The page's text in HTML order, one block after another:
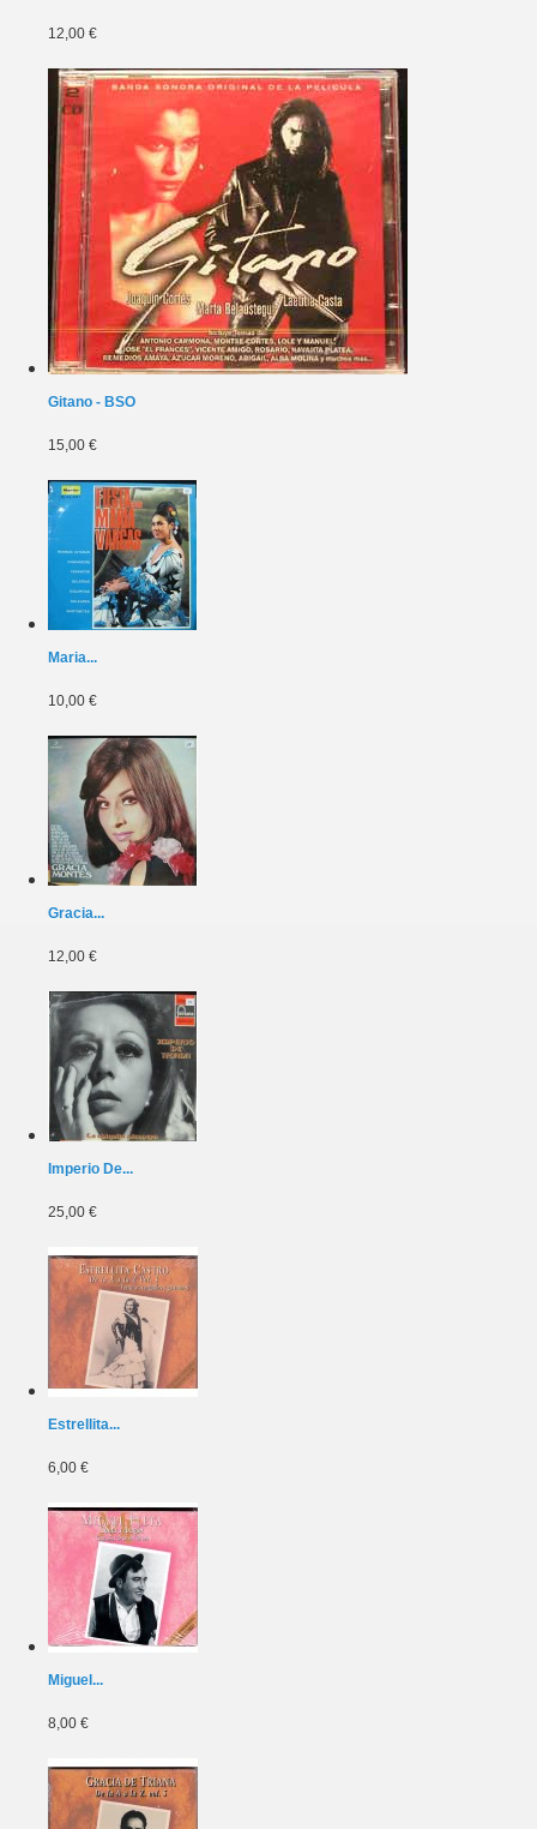
12,00 €
Gitano - BSO
15,00 €
Maria...
10,00 €
Gracia...
12,00 €
Imperio De...
25,00 €
Estrellita...
6,00 €
Miguel...
8,00 €